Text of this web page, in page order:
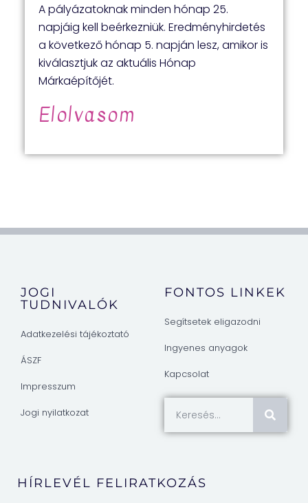
A pályázatoknak minden hónap 25.
napjáig kell beérkezniük. Eredményhirdetés
a következő hónap 5. napján lesz, amikor is
kiválasztjuk az aktuális Hónap
Márkaépítőjét.
Elolvasom
JOGI
TUDNIVALÓK
Adatkezelési tájékoztató
ÁSZF
Impresszum
Jogi nyilatkozat
FONTOS LINKEK
Segítsetek eligazodni
Ingyenes anyagok
Kapcsolat
HÍRLEVÉL FELIRATKOZÁS